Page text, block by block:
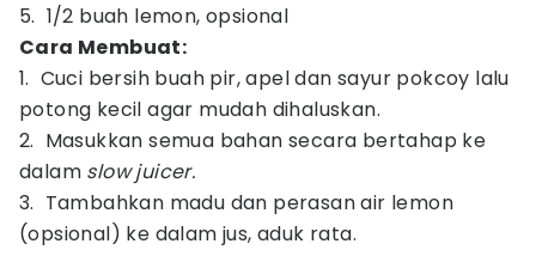
5. 1/2 buah lemon, opsional
Cara Membuat:
1. Cuci bersih buah pir, apel dan sayur pokcoy lalu
potong kecil agar mudah dihaluskan.
2. Masukkan semua bahan secara bertahap ke
dalam slow juicer.
3. Tambahkan madu dan perasan air lemon
(opsional) ke dalam jus, aduk rata.